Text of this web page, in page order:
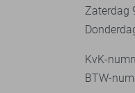
Zaterdag
KvK-
BTW-